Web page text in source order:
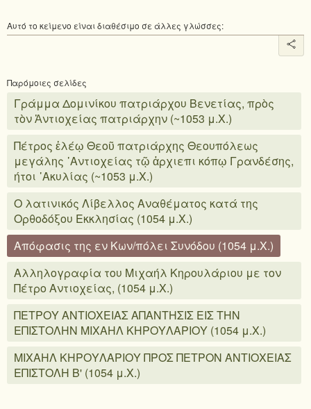
Αυτό το κείμενο είναι διαθέσιμο σε άλλες γλώσσες:
Παρόμοιες σελίδες
Γράμμα Δομινίκου πατριάρχου Βενετίας, πρὸς
τὸν Ἀντιοχείας πατριάρχην (~1053 μ.Χ.)
Πέτρος ἐλέῳ Θεοῦ πατριάρχης Θεουπόλεως
μεγάλης ᾿Αντιοχείας τῷ ἀρχιεπι κόπῳ Γρανδέσης,
ήτοι ᾿Ακυλίας (~1053 μ.Χ.)
Ο λατινικός Λίβελλος Αναθέματος κατά της
Ορθοδόξου Εκκλησίας (1054 μ.Χ.)
Απόφασις της εν Κων/πόλει Συνόδου (1054 μ.Χ.)
Αλληλογραφία του Μιχαήλ Κηρουλάριου με τον
Πέτρο Αντιοχείας, (1054 μ.Χ.)
ΠΕΤΡΟΥ ΑΝΤΙΟΧΕΙΑΣ ΑΠΑΝΤΗΣΙΣ ΕΙΣ ΤΗΝ
ΕΠΙΣΤΟΛΗΝ ΜΙΧΑΗΛ ΚΗΡΟΥΛΑΡΙΟΥ (1054 μ.Χ.)
ΜΙΧΑΗΛ ΚΗΡΟΥΛΑΡΙΟΥ ΠΡΟΣ ΠΕΤΡΟΝ ΑΝΤΙΟΧΕΙΑΣ
ΕΠΙΣΤΟΛΗ Β' (1054 μ.Χ.)